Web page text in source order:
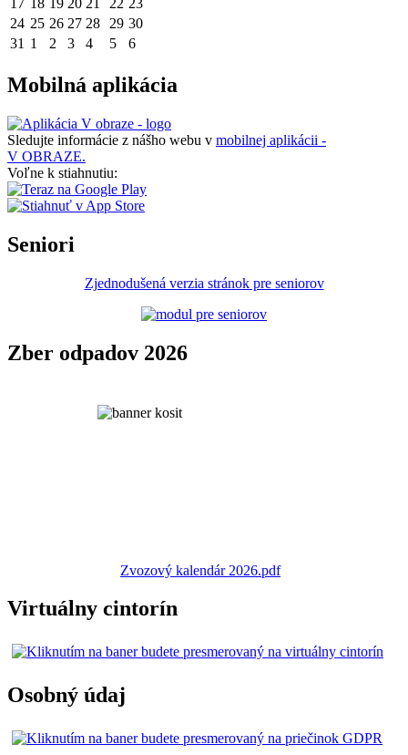
17 18 19 20 21 22 23
24 25 26 27 28 29 30
31 1 2 3 4 5 6
Mobilná aplikácia
Sledujte informácie z nášho webu v mobilnej aplikácii -
V OBRAZE.
Voľne k stiahnutiu:
Seniori
Zjednodušená verzia stránok pre seniorov
Zber odpadov 2026
Zvozový kalendár 2026.pdf
Virtuálny cintorín
Osobný údaj